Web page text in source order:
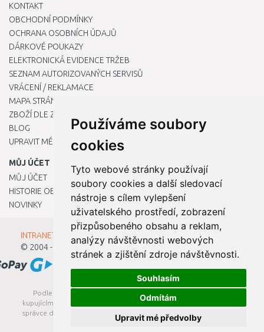
Používáme soubory
cookies
Tyto webové stránky používají
soubory cookies a další sledovací
nástroje s cílem vylepšení
uživatelského prostředí, zobrazení
přizpůsobeného obsahu a reklam,
analýzy návštěvnosti webových
stránek a zjištění zdroje návštěvnosti.
Souhlasím
Odmítám
Upravit mé předvolby
KONTAKT
OBCHODNÍ PODMÍNKY
OCHRANA OSOBNÍCH ÚDAJŮ
DÁRKOVÉ POUKAZY
ELEKTRONICKÁ EVIDENCE TRŽEB
SEZNAM AUTORIZOVANÝCH SERVISŮ
VRÁCENÍ / REKLAMACE
MAPA STRÁNKY
ZBOŽÍ DLE ZNAČEK
BLOG
UPRAVIT MÉ PŘEDVOLBY COOKIES
MŮJ ÚČET
MŮJ ÚČET
HISTORIE OBJEDNÁVEK
NOVINKY
INTRANET - Přihlášení pro zaměstnance
© 2004 - 2026
Kamody s.r.o.
Podle zákona o evidenci tržeb je prodávající povinen vystavit
kupujícímu účtenku. Zároveň je povinen zaevidovat přijatou tržbu u
správce daně online; v případě technického výpadku pak nejpozději
do 48 hodin.